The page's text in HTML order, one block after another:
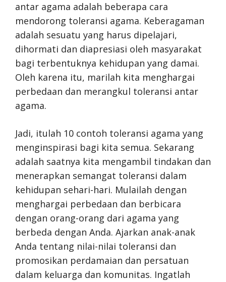
antar agama adalah beberapa cara
mendorong toleransi agama. Keberagaman
adalah sesuatu yang harus dipelajari,
dihormati dan diapresiasi oleh masyarakat
bagi terbentuknya kehidupan yang damai.
Oleh karena itu, marilah kita menghargai
perbedaan dan merangkul toleransi antar
agama.
Jadi, itulah 10 contoh toleransi agama yang
menginspirasi bagi kita semua. Sekarang
adalah saatnya kita mengambil tindakan dan
menerapkan semangat toleransi dalam
kehidupan sehari-hari. Mulailah dengan
menghargai perbedaan dan berbicara
dengan orang-orang dari agama yang
berbeda dengan Anda. Ajarkan anak-anak
Anda tentang nilai-nilai toleransi dan
promosikan perdamaian dan persatuan
dalam keluarga dan komunitas. Ingatlah